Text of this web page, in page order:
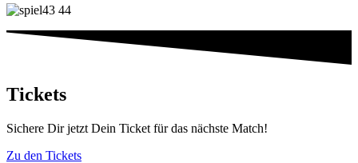
Tickets
Sichere Dir jetzt Dein Ticket für das nächste Match!
Zu den Tickets